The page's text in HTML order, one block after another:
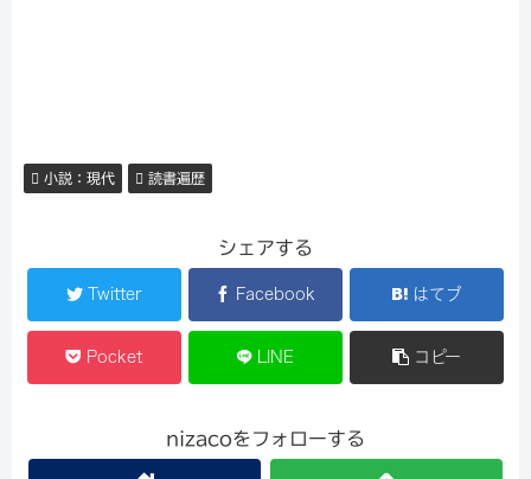
小説：現代 読書遍歴
シェアする
Twitter Facebook はてブ
Pocket LINE コピー
nizacoをフォローする